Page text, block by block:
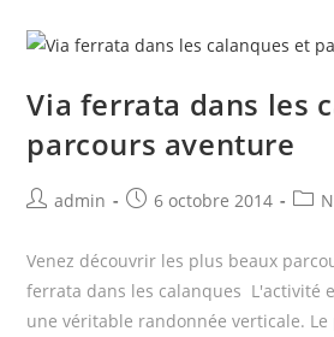
Via ferrata dans les
parcours aventure
Postadmin
Post6 octobre 2014
Post
Venez découvrir les plus beaux
ferrata dans les calanques L'activité
une véritable randonnée verticale.